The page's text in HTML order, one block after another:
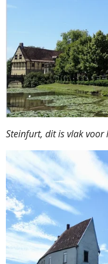
Steinfurt, dit is vlak